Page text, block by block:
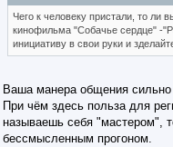
Чего к человеку пристали, то ли
кинофильма "Собачье сердце" -
инициативу в свои руки и
Ваша манера общения сильно
При чём здесь польза для
называешь себя "мастером",
бессмысленным прогоном.